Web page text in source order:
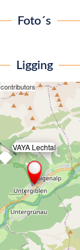
Foto´s
Ligging
VAYA Lechtal
×
contributors